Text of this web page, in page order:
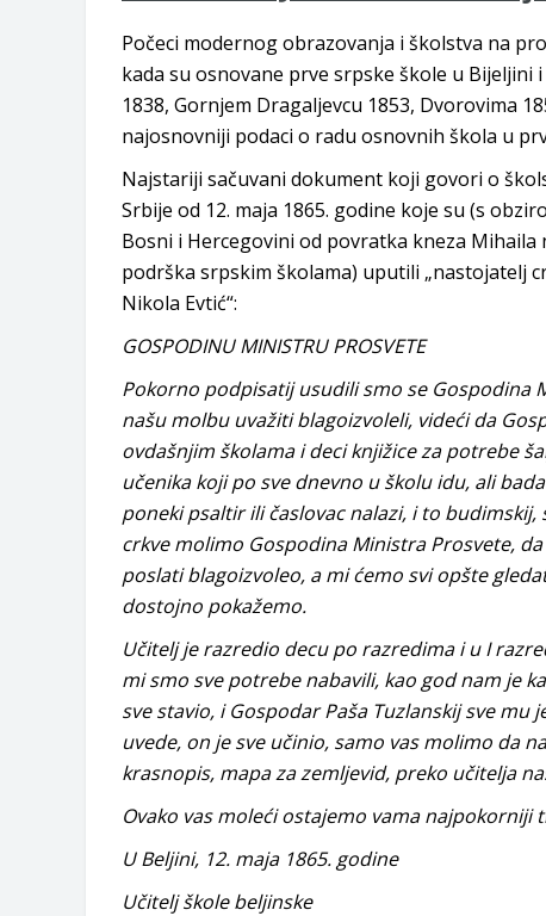
Od 27. jula prijem zahtjeva za
Obrasci zahtjeva za regresirano
Zahtjev za izdavanje PONOSNE
Obavještenje za preduzetnika - Vera
JAVNI POZIV ZA PRIJAVU
Počeci modernog obrazovanja i školstva na
kada su osnovane prve srpske škole u Bijeljini
1838, Gornjem Dragaljevcu 1853, Dvorovima
najosnovniji podaci o radu osnovnih škola u
Najstariji sačuvani dokument koji govori o
Srbije od 12. maja 1865. godine koje su (s
Bosni i Hercegovini od povratka kneza Mihaila
podrška srpskim školama) uputili „nastojatelj
Nikola Evtić“:
GOSPODINU MINISTRU PROSVETE
Pokorno podpisatij usudili smo se Gospodina
našu molbu uvažiti blagoizvoleli, videći da
ovdašnjim školama i deci knjižice za potrebe
učenika koji po sve dnevno u školu idu, ali
poneki psaltir ili časlovac nalazi, i to
crkve molimo Gospodina Ministra Prosvete,
poslati blagoizvoleo, a mi ćemo svi opšte
dostojno pokažemo.
Učitelj je razredio decu po razredima i u I
mi smo sve potrebe nabavili, kao god nam je
sve stavio, i Gospodar Paša Tuzlanskij sve
uvede, on je sve učinio, samo vas molimo da
krasnopis, mapa za zemljevid, preko učitelja
Ovako vas moleći ostajemo vama
U Beljini, 12. maja 1865. godine
Učitelj škole beljinske